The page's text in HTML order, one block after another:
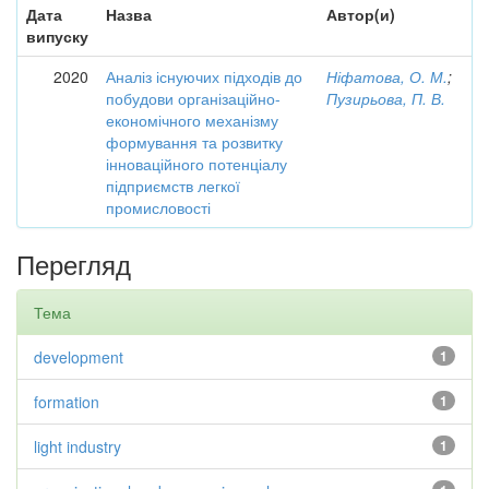
Дата
випуску
Назва Автор(и)
2020
Аналіз існуючих підходів до
побудови організаційно-
економічного механізму
формування та розвитку
інноваційного потенціалу
підприємств легкої
промисловості
Ніфатова, О. М.;
Пузирьова, П. В.
Перегляд
Тема
1
development
1
formation
1
light industry